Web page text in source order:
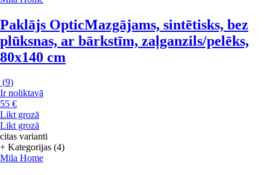
Paklājs OpticMazgājams, sintētisks, bez
plūksnas, ar bārkstīm, zaļganzils/pelēks,
80x140 cm
(9)
Ir noliktavā
55 €
Likt grozā
Likt grozā
citas varianti
+ Kategorijas (4)
Mila Home